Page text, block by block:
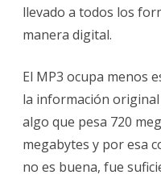
llevado a todos los
manera digital.
El MP3 ocupa menos
la información
algo que pesa 720
megabytes y por esa
no es buena, fue